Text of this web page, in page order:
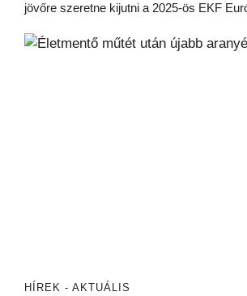
jövőre szeretne kijutni a 2025-ös EKF
HÍREK - AKTUÁLIS